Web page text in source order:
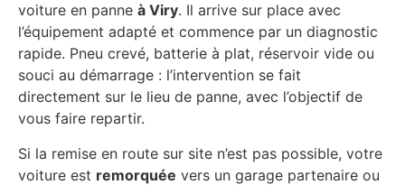
voiture en panne à Viry. Il arrive sur place avec
l’équipement adapté et commence par un diagnostic
rapide. Pneu crevé, batterie à plat, réservoir vide ou
souci au démarrage : l’intervention se fait
directement sur le lieu de panne, avec l’objectif de
vous faire repartir.
Si la remise en route sur site n’est pas possible, votre
voiture est remorquée vers un garage partenaire ou